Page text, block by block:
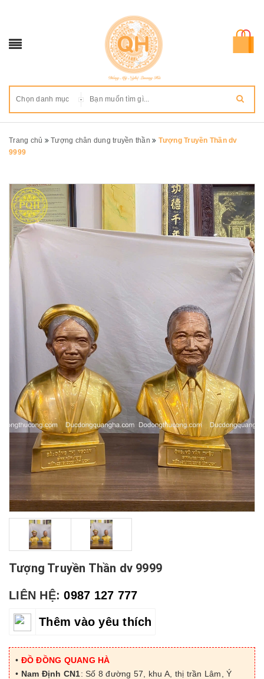
Chọn danh mục
Trang chủ Tượng chân dung truyền thần
Tượng Truyền Thần dv
9999
Tượng Truyền Thần dv 9999
LIÊN HỆ:0987 127 777
Thêm vào yêu thích
• ĐỒ ĐỒNG QUANG HÀ
• Nam Định CN1: Số 8 đường 57, khu A, thị trần Lâm, Ý